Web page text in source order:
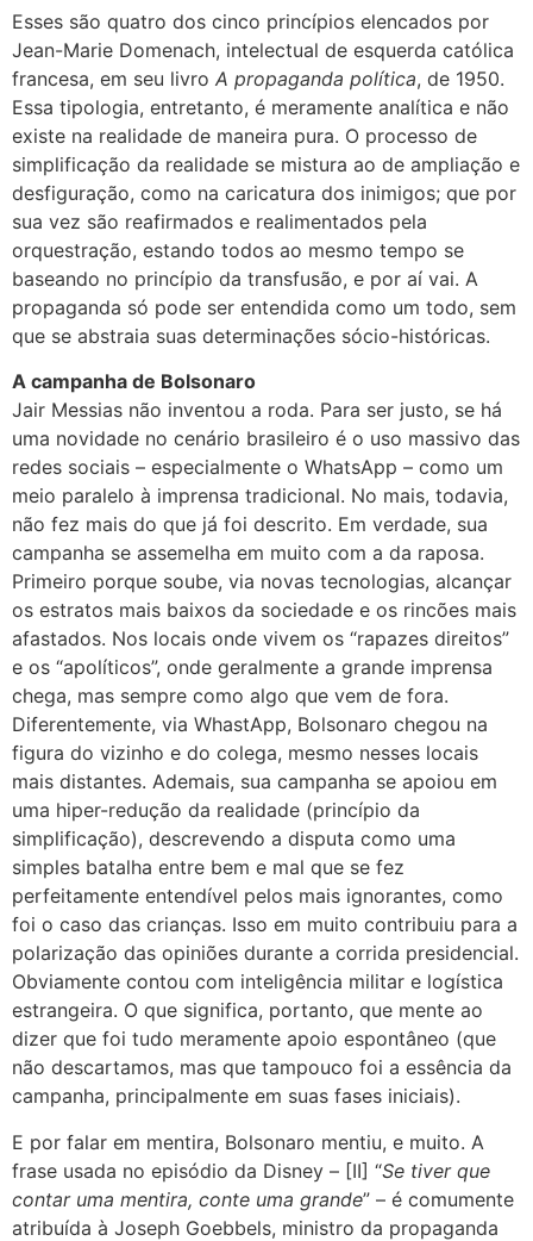
Esses são quatro dos cinco princípios elencados por
Jean-Marie Domenach, intelectual de esquerda católica
francesa, em seu livro A propaganda política, de 1950.
Essa tipologia, entretanto, é meramente analítica e não
existe na realidade de maneira pura. O processo de
simplificação da realidade se mistura ao de ampliação e
desfiguração, como na caricatura dos inimigos; que por
sua vez são reafirmados e realimentados pela
orquestração, estando todos ao mesmo tempo se
baseando no princípio da transfusão, e por aí vai. A
propaganda só pode ser entendida como um todo, sem
que se abstraia suas determinações sócio-históricas.
A campanha de Bolsonaro
Jair Messias não inventou a roda. Para ser justo, se há
uma novidade no cenário brasileiro é o uso massivo das
redes sociais – especialmente o WhatsApp – como um
meio paralelo à imprensa tradicional. No mais, todavia,
não fez mais do que já foi descrito. Em verdade, sua
campanha se assemelha em muito com a da raposa.
Primeiro porque soube, via novas tecnologias, alcançar
os estratos mais baixos da sociedade e os rincões mais
afastados. Nos locais onde vivem os “rapazes direitos”
e os “apolíticos”, onde geralmente a grande imprensa
chega, mas sempre como algo que vem de fora.
Diferentemente, via WhastApp, Bolsonaro chegou na
figura do vizinho e do colega, mesmo nesses locais
mais distantes. Ademais, sua campanha se apoiou em
uma hiper-redução da realidade (princípio da
simplificação), descrevendo a disputa como uma
simples batalha entre bem e mal que se fez
perfeitamente entendível pelos mais ignorantes, como
foi o caso das crianças. Isso em muito contribuiu para a
polarização das opiniões durante a corrida presidencial.
Obviamente contou com inteligência militar e logística
estrangeira. O que significa, portanto, que mente ao
dizer que foi tudo meramente apoio espontâneo (que
não descartamos, mas que tampouco foi a essência da
campanha, principalmente em suas fases iniciais).
E por falar em mentira, Bolsonaro mentiu, e muito. A
frase usada no episódio da Disney – [II] “Se tiver que
contar uma mentira, conte uma grande” – é comumente
atribuída à Joseph Goebbels, ministro da propaganda